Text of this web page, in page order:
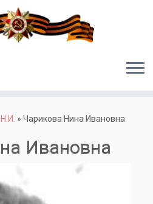
» Чарикова Нина Ивановна
Ивановна